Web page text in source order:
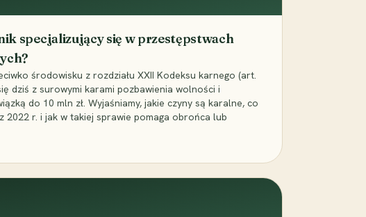
specjalizujący się w przestępstwach
środowisku z rozdziału XXII Kodeksu karnego (art.
dziś z surowymi karami pozbawienia wolności i
do 10 mln zł. Wyjaśniamy, jakie czyny są karalne, co
2022 r. i jak w takiej sprawie pomaga obrońca lub